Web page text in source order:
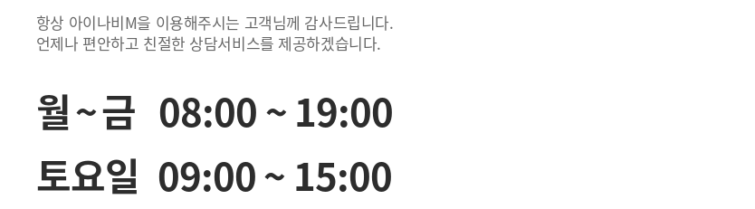
항상 아이나비M을 이용해주시는 고객님께 감사드립니다.
언제나 편안하고 친절한 상담서비스를 제공하겠습니다.
월~금 08:00 ~ 19:00
토요일 09:00 ~ 15:00